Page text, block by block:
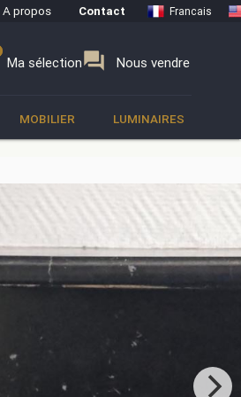
A propos Contact Francais
Ma sélectionforum Nous vendre
MOBILIER LUMINAIRES